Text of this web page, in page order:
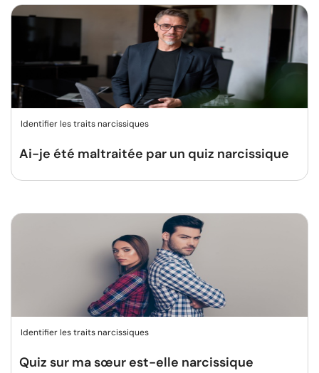
Identifier les traits narcissiques
Ai-je été maltraitée par un quiz narcissique
Identifier les traits narcissiques
Quiz sur ma sœur est-elle narcissique